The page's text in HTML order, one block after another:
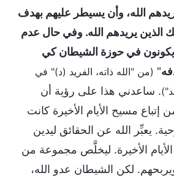
الله، وأن يسيطر عليهم بهدف
الذين يريدهم الله. وفي حال عدم
يكونون في حوزة الشيطان كي
" (من "الله ذاته، الفريد (د)" في
. ساعدني هذا على رؤية أن
إتباع مسيح الأيام الأخيرة كانت
يعبِّر الله عن الحقائق ليدين
الأخيرة. ليخلَّص مجموعة من
لكن الشيطان عدو الله،